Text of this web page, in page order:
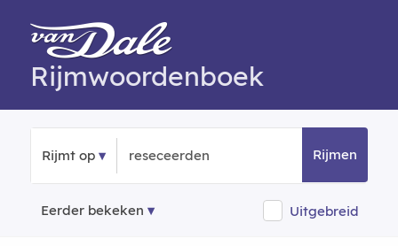
Rijmwoordenboek
Rijmt op Rijmen
Eerder bekeken Uitgebreid